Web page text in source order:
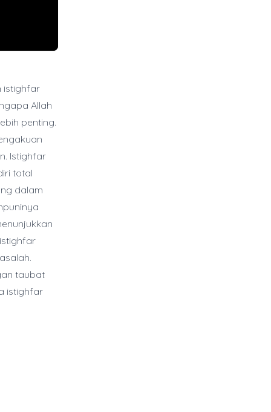
istighfar
Allah
penting.
Istighfar
total
dalam
taubat
istighfar